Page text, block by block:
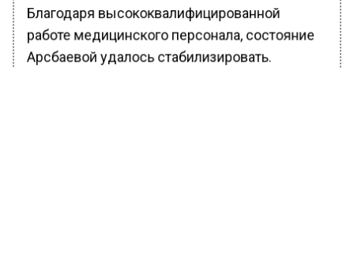
Благодаря высококвалифицированной
работе медицинского персонала, состояние
Арсбаевой удалось стабилизировать.